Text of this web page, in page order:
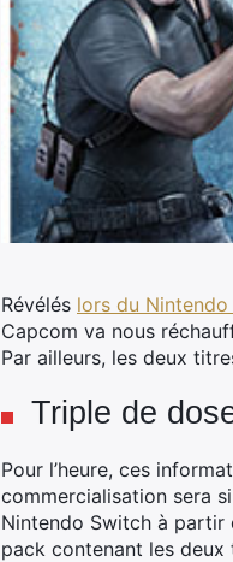
Révélés lors du Nintendo
Capcom va nous
Par ailleurs, les deux
Triple de
Pour l’heure, ces
commercialisation sera
Nintendo Switch à partir
pack contenant les deux